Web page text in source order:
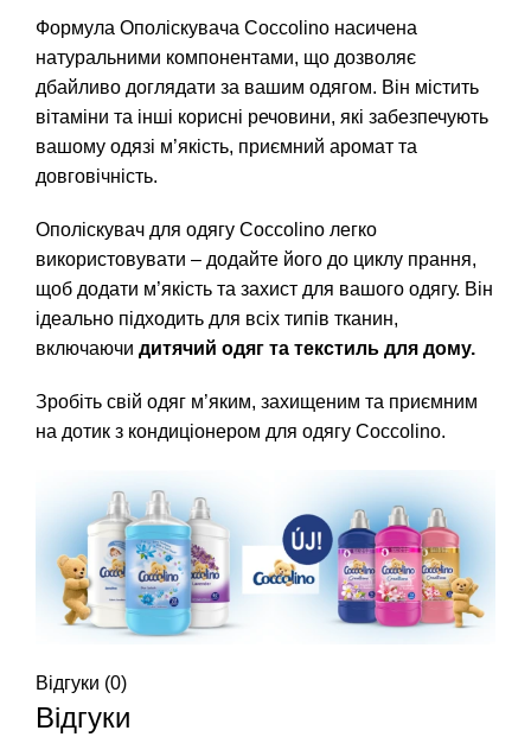
Формула Ополіскувача Coccolino насичена
натуральними компонентами, що дозволяє
дбайливо доглядати за вашим одягом. Він містить
вітаміни та інші корисні речовини, які забезпечують
вашому одязі м’якість, приємний аромат та
довговічність.
Ополіскувач для одягу Coccolino легко
використовувати – додайте його до циклу прання,
щоб додати м’якість та захист для вашого одягу. Він
ідеально підходить для всіх типів тканин,
включаючи дитячий одяг та текстиль для дому.
Зробіть свій одяг м’яким, захищеним та приємним
на дотик з кондиціонером для одягу Coccolino.
Відгуки (0)
Відгуки